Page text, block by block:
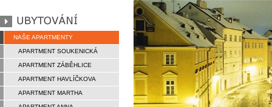
NAŠE APARTMENTY
APARTMENT SOUKENICKÁ
APARTMENT ZÁBĚHLICE
APARTMENT HAVLÍČKOVA
APARTMENT MARTHA